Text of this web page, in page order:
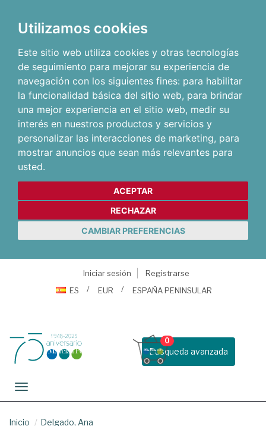
Utilizamos cookies
Este sitio web utiliza cookies y otras tecnologías
de seguimiento para mejorar su experiencia de
navegación con los siguientes fines: para habilitar
la funcionalidad básica del sitio web, para brindar
una mejor experiencia en el sitio web, medir su
interés en nuestros productos y servicios y
personalizar las interacciones de marketing, para
mostrar anuncios que sean más relevantes para
usted.
ACEPTAR
RECHAZAR
CAMBIAR PREFERENCIAS
Iniciar sesión
Registrarse
ES
EUR ESPAÑA PENINSULAR
Busqueda avanzada
0
Toggle navigation
Inicio Delgado, Ana